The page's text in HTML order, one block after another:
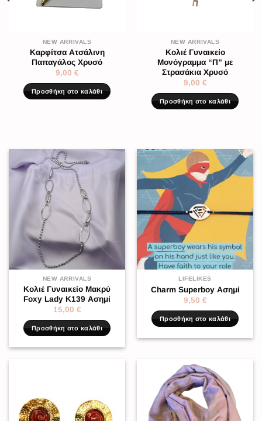
NEW ARRIVALS
Καρφίτσα Ατσάλινη
Παπαγάλος Χρυσό
9,00 €
Προσθήκη στο καλάθι
NEW ARRIVALS
Κολιέ Γυναικείο
Μονόγραμμα “Π” με
Στρασάκια Χρυσό
9,00 €
Προσθήκη στο καλάθι
NEW ARRIVALS
Κολιέ Γυναικείο Μακρύ
Foxy Lady K139 Ασημί
15,00 €
Προσθήκη στο καλάθι
LIFELIKES
Charm Superboy Ασημί
9,50 €
Προσθήκη στο καλάθι